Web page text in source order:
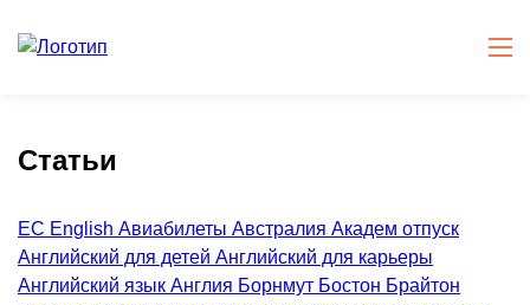
Статьи
EC English Авиабилеты Австралия Академ отпуск
Английский для детей Английский для карьеры
Английский язык Англия Борнмут Бостон Брайтон